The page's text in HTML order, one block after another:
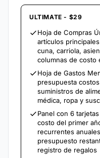
ULTIMATE - $29
Hoja de Compras
artículos
cuna, carriola,
columnas de costo
Hoja de Gastos
presupuesta
suministros de
médica, ropa y
Panel con 6
costo del primer
recurrentes
presupuesto
registro de regalos